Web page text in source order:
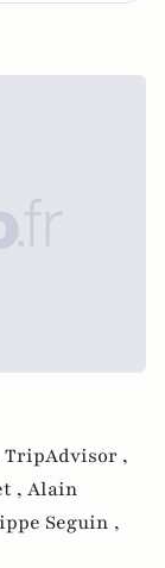
TripAdvisor ,
, Alain
Seguin ,